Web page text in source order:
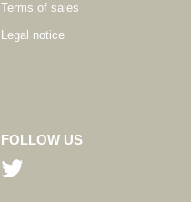
Terms of sales
Legal notice
FOLLOW US